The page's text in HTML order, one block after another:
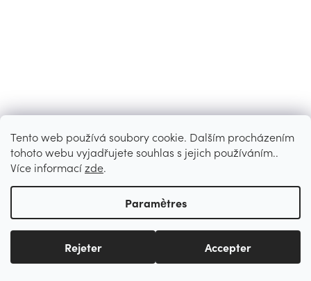
Tento web používá soubory cookie. Dalším procházením
tohoto webu vyjadřujete souhlas s jejich používáním..
Více informacízde.
Paramètres
Rejeter Accepter